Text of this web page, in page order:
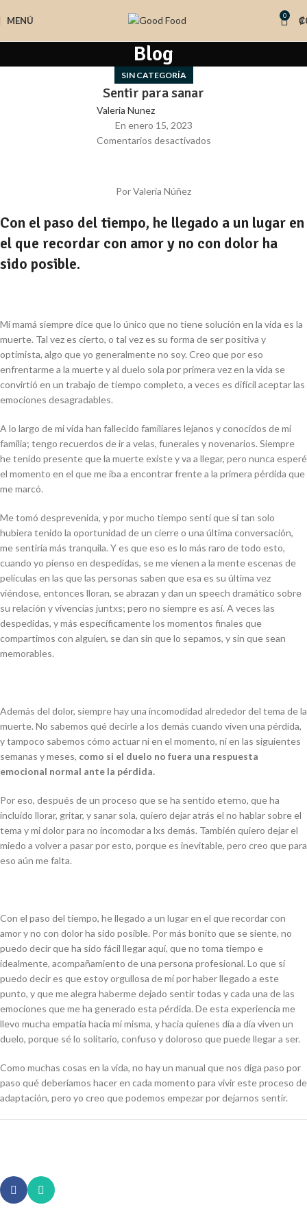
MENÚ 0 ₡
Blog
SIN CATEGORÍA
Sentir para sanar
Valeria Nunez
En enero 15, 2023
Comentarios desactivados
Por Valeria Núñez
Con el paso del tiempo, he llegado a un lugar en
el que recordar con amor y no con dolor ha
sido posible.
Mi mamá siempre dice que lo único que no tiene solución en la vida es la
muerte. Tal vez es cierto, o tal vez es su forma de ser positiva y
optimista, algo que yo generalmente no soy. Creo que por eso
enfrentarme a la muerte y al duelo sola por primera vez en la vida se
convirtió en un trabajo de tiempo completo, a veces es difícil aceptar las
emociones desagradables.
A lo largo de mi vida han fallecido familiares lejanos y conocidos de mi
familia; tengo recuerdos de ir a velas, funerales y novenarios. Siempre
he tenido presente que la muerte existe y va a llegar, pero nunca esperé
el momento en el que me iba a encontrar frente a la primera pérdida que
me marcó.
Me tomó desprevenida, y por mucho tiempo sentí que si tan solo
hubiera tenido la oportunidad de un cierre o una última conversación,
me sentiría más tranquila. Y es que eso es lo más raro de todo esto,
cuando yo pienso en despedidas, se me vienen a la mente escenas de
películas en las que las personas saben que esa es su última vez
viéndose, entonces lloran, se abrazan y dan un speech dramático sobre
su relación y vivencias juntxs; pero no siempre es así. A veces las
despedidas, y más específicamente los momentos finales que
compartimos con alguien, se dan sin que lo sepamos, y sin que sean
memorables.
Además del dolor, siempre hay una incomodidad alrededor del tema de la
muerte. No sabemos qué decirle a los demás cuando viven una pérdida,
y tampoco sabemos cómo actuar ni en el momento, ni en las siguientes
semanas y meses, como si el duelo no fuera una respuesta
emocional normal ante la pérdida.
Por eso, después de un proceso que se ha sentido eterno, que ha
incluido llorar, gritar, y sanar sola, quiero dejar atrás el no hablar sobre el
tema y mi dolor para no incomodar a lxs demás. También quiero dejar el
miedo a volver a pasar por esto, porque es inevitable, pero creo que para
eso aún me falta.
Con el paso del tiempo, he llegado a un lugar en el que recordar con
amor y no con dolor ha sido posible. Por más bonito que se siente, no
puedo decir que ha sido fácil llegar aquí, que no toma tiempo e
idealmente, acompañamiento de una persona profesional. Lo que sí
puedo decir es que estoy orgullosa de mí por haber llegado a este
punto, y que me alegra haberme dejado sentir todas y cada una de las
emociones que me ha generado esta pérdida. De esta experiencia me
llevo mucha empatía hacia mí misma, y hacia quienes día a día viven un
duelo, porque sé lo solitario, confuso y doloroso que puede llegar a ser.
Como muchas cosas en la vida, no hay un manual que nos diga paso por
paso qué deberíamos hacer en cada momento para vivir este proceso de
adaptación, pero yo creo que podemos empezar por dejarnos sentir.